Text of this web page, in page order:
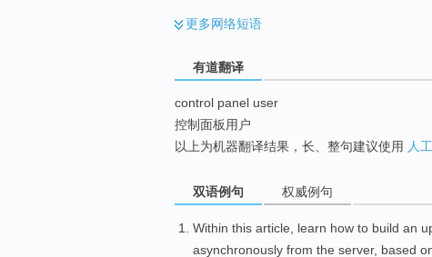
更多网络短语
有道翻译
control panel user
控制面板用户
以上为机器翻译结果，长、整句建议使用 人
双语例句 权威例句
Within this article learn how to build an
asynchronously from the server, based